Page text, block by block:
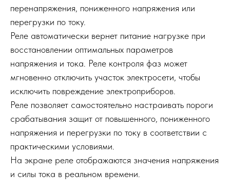
перенапряжения, пониженного напряжения или
перегрузки по току.
Реле автоматически вернет питание нагрузке при
восстановлении оптимальных параметров
напряжения и тока. Реле контроля фаз может
мгновенно отключить участок электросети, чтобы
исключить повреждение электроприборов.
Реле позволяет самостоятельно настраивать пороги
срабатывания защит от повышенного, пониженного
напряжения и перегрузки по току в соответствии с
практическими условиями.
На экране реле отображаются значения напряжения
и силы тока в реальном времени.